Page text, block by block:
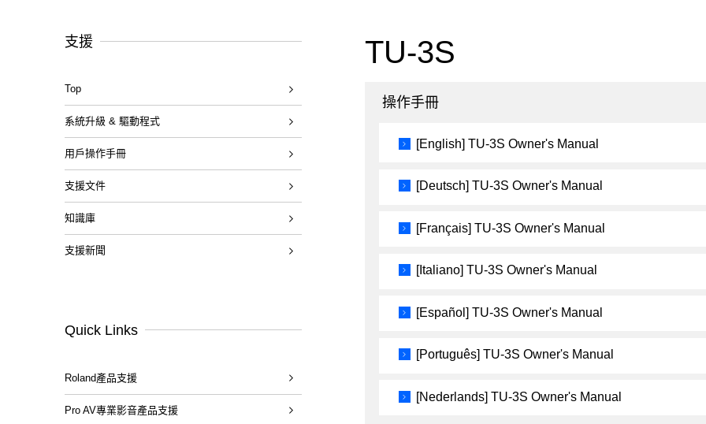
TU-3S
操作手冊
[English] TU-3S Owner's Manual
[Deutsch] TU-3S Owner's Manual
[Français] TU-3S Owner's Manual
[Italiano] TU-3S Owner's Manual
[Español] TU-3S Owner's Manual
[Português] TU-3S Owner's Manual
[Nederlands] TU-3S Owner's Manual
支援
Top
系統升級 & 驅動程式
用戶操作手冊
支援文件
知識庫
支援新聞
Quick Links
Roland產品支援
Pro AV專業影音產品支援